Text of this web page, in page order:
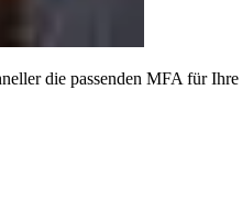
die passenden MFA für